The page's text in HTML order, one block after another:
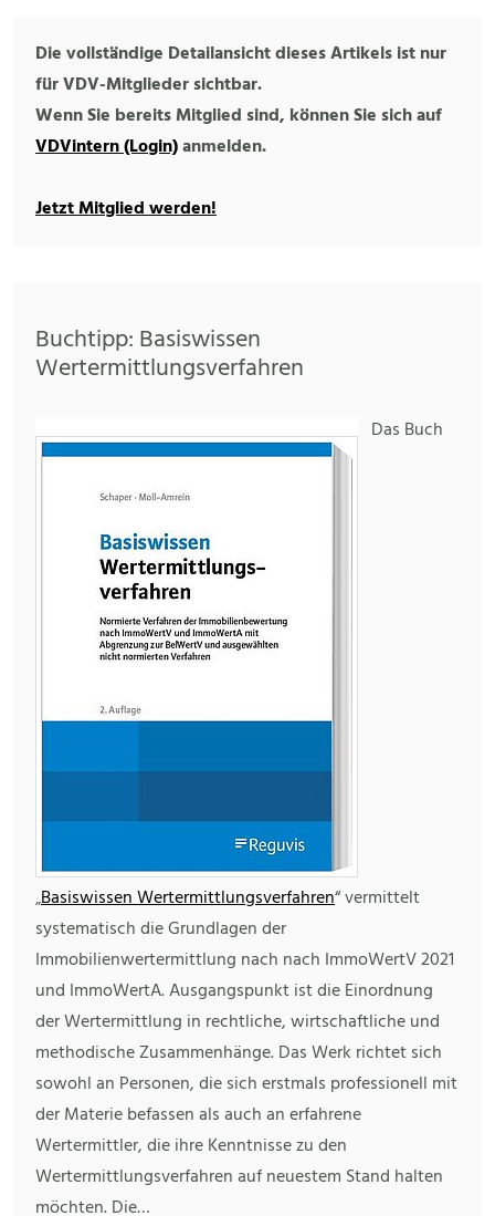
Die vollständige Detailansicht dieses Artikels ist nur
für VDV-Mitglieder sichtbar.
Wenn Sie bereits Mitglied sind, können Sie sich auf
VDVintern (Login)anmelden.
Jetzt Mitglied werden!
Buchtipp: Basiswissen
Wertermittlungsverfahren
Das Buch
„Basiswissen Wertermittlungsverfahren“ vermittelt
systematisch die Grundlagen der
Immobilienwertermittlung nach nach ImmoWertV 2021
und ImmoWertA. Ausgangspunkt ist die Einordnung
der Wertermittlung in rechtliche, wirtschaftliche und
methodische Zusammenhänge. Das Werk richtet sich
sowohl an Personen, die sich erstmals professionell mit
der Materie befassen als auch an erfahrene
Wertermittler, die ihre Kenntnisse zu den
Wertermittlungsverfahren auf neuestem Stand halten
möchten. Die…